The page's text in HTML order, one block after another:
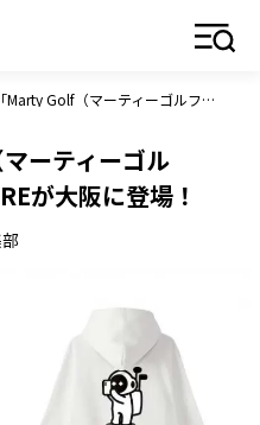
話題の「Marty Golf（マーティーゴルフ）」のPOP UP STOREが大阪に登場！
ーティーゴル
が大阪に登場！